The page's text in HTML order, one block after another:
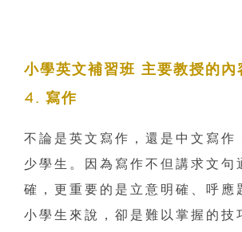
小學英文補習班 主要教授的內
4. 寫作
不論是英文寫作，還是中文寫作
少學生。因為寫作不但講求文句
確，更重要的是立意明確、呼應
小學生來說，卻是難以掌握的技